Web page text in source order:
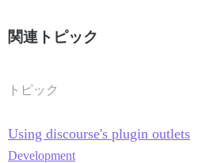
関連トピック
トピック
Using discourse's plugin outlets
Development